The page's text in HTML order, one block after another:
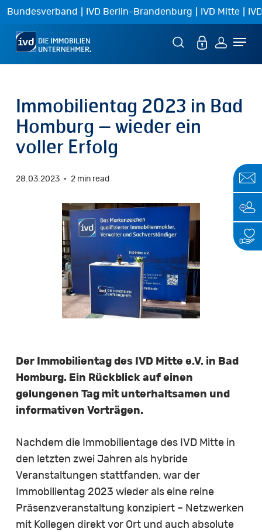
Skip
main
Bundesverband | IVD Berlin-Brandenburg | IVD Mitte |
Immobilientag 2023 in Bad
Homburg – wieder ein
voller Erfolg
28.03.2023 2 min read
Der Immobilientag des IVD Mitte e.V. in Bad
Homburg. Ein Rückblick auf einen
gelungenen Tag mit unterhaltsamen und
informativen Vorträgen.
Nachdem die Immobilientage des IVD Mitte in
den letzten zwei Jahren als hybride
Veranstaltungen stattfanden, war der
Immobilientag 2023 wieder als eine reine
Präsenzveranstaltung konzipiert – Netzwerken
mit Kollegen direkt vor Ort und auch absolute